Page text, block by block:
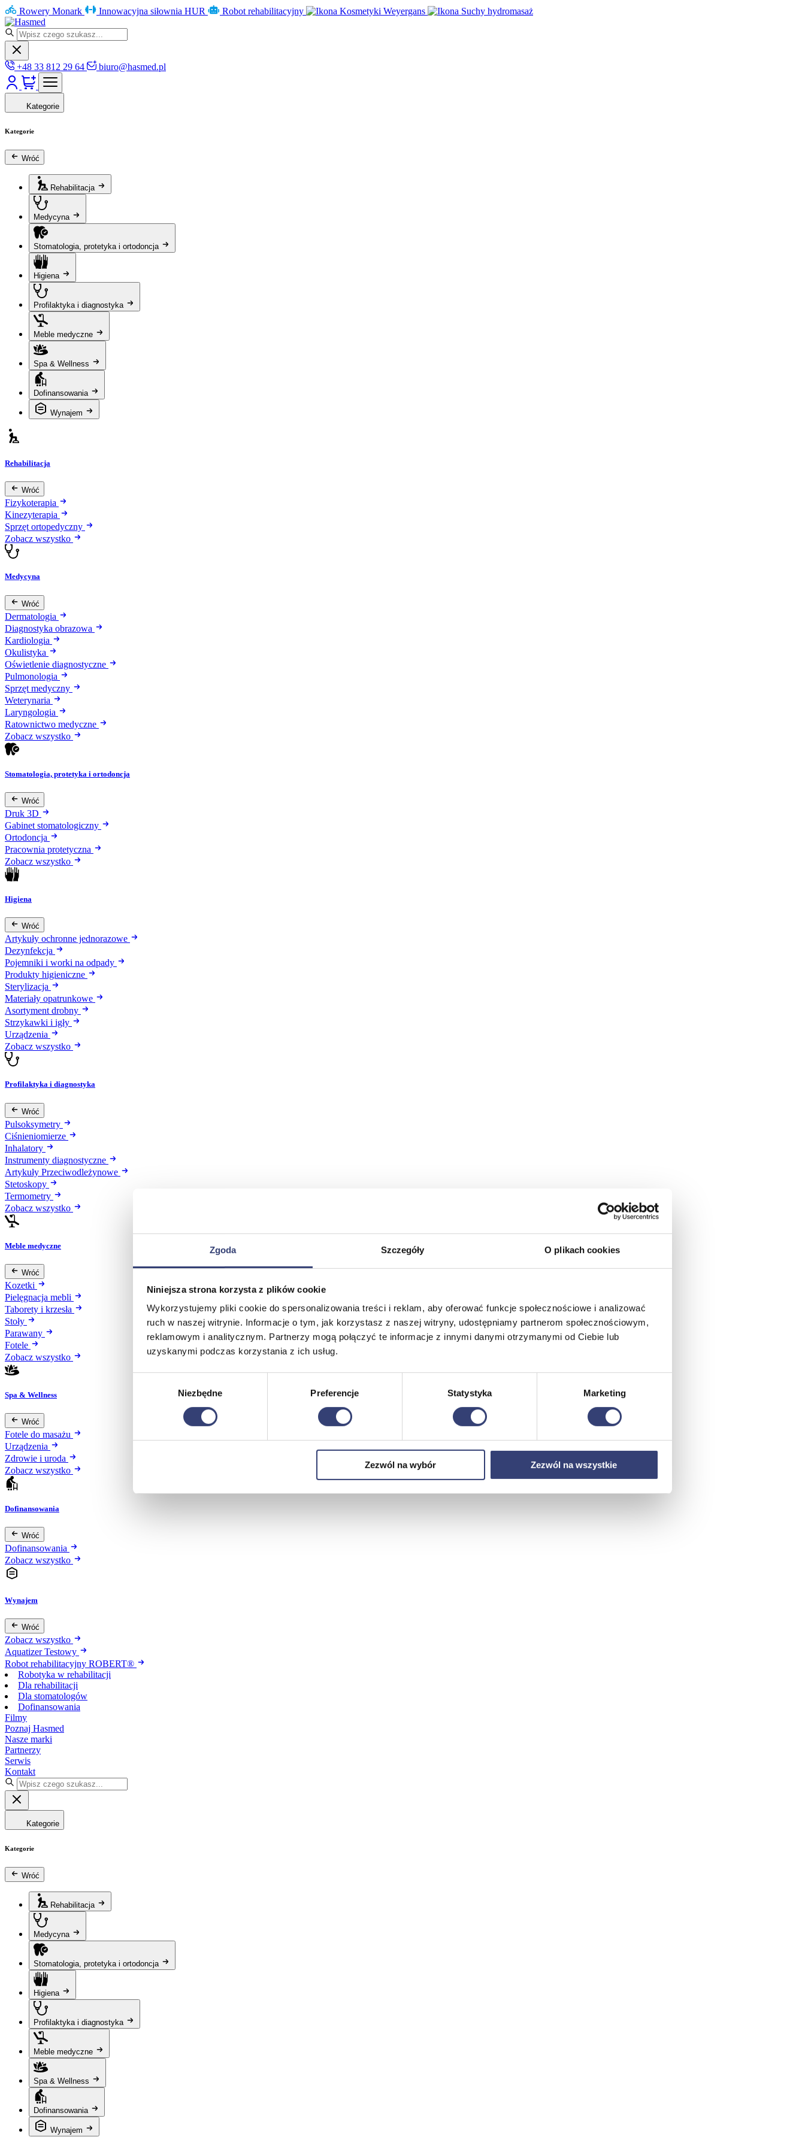
Zgoda Szczegóły O plikach cookies
Niniejsza strona korzysta z plików cookie
Wykorzystujemy pliki cookie do spersonalizowania treści i reklam, aby oferować funkcje społecznościowe i analizować
ruch w naszej witrynie. Informacje o tym, jak korzystasz z naszej witryny, udostępniamy partnerom społecznościowym,
reklamowym i analitycznym. Partnerzy mogą połączyć te informacje z innymi danymi otrzymanymi od Ciebie lub
uzyskanymi podczas korzystania z ich usług.
Niezbędne Preferencje Statystyka Marketing
Zezwól na wybór Zezwól na wszystkie
Rowery Monark Innowacyjna siłownia HUR Robot rehabilitacyjny Kosmetyki Weyergans Suchy hydromasaż
+48 33 812 29 64 biuro@hasmed.pl
Kategorie
Kategorie
Wróć
Rehabilitacja
Medycyna
Stomatologia, protetyka i ortodoncja
Higiena
Profilaktyka i diagnostyka
Meble medyczne
Spa & Wellness
Dofinansowania
Wynajem
Rehabilitacja
Wróć
Fizykoterapia
Kinezyterapia
Sprzęt ortopedyczny
Zobacz wszystko
Medycyna
Wróć
Dermatologia
Diagnostyka obrazowa
Kardiologia
Okulistyka
Oświetlenie diagnostyczne
Pulmonologia
Sprzęt medyczny
Weterynaria
Laryngologia
Ratownictwo medyczne
Zobacz wszystko
Stomatologia, protetyka i ortodoncja
Wróć
Druk 3D
Gabinet stomatologiczny
Ortodoncja
Pracownia protetyczna
Zobacz wszystko
Higiena
Wróć
Artykuły ochronne jednorazowe
Dezynfekcja
Pojemniki i worki na odpady
Produkty higieniczne
Sterylizacja
Materiały opatrunkowe
Asortyment drobny
Strzykawki i igły
Urządzenia
Zobacz wszystko
Profilaktyka i diagnostyka
Wróć
Pulsoksymetry
Ciśnieniomierze
Inhalatory
Instrumenty diagnostyczne
Artykuły Przeciwodleżynowe
Stetoskopy
Termometry
Zobacz wszystko
Meble medyczne
Wróć
Kozetki
Pielęgnacja mebli
Taborety i krzesła
Stoły
Parawany
Fotele
Zobacz wszystko
Spa & Wellness
Wróć
Fotele do masażu
Urządzenia
Zdrowie i uroda
Zobacz wszystko
Dofinansowania
Wróć
Dofinansowania
Zobacz wszystko
Wynajem
Wróć
Zobacz wszystko
Aquatizer Testowy
Robot rehabilitacyjny ROBERT®
Robotyka w rehabilitacji
Dla rehabilitacji
Dla stomatologów
Dofinansowania
Filmy
Poznaj Hasmed
Nasze marki
Partnerzy
Serwis
Kontakt
Kategorie
Kategorie
Wróć
Rehabilitacja
Medycyna
Stomatologia, protetyka i ortodoncja
Higiena
Profilaktyka i diagnostyka
Meble medyczne
Spa & Wellness
Dofinansowania
Wynajem